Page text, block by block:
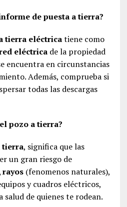
de puesta a tierra?
tierra eléctricatiene como
eléctricade la propiedad
encuentra en circunstancias
Además, comprueba si
todas las descargas
pozo a tierra?
tierra, significa que las
un gran riesgo de
rayos(fenomenos naturales),
y cuadros eléctricos,
salud de quienes te rodean.